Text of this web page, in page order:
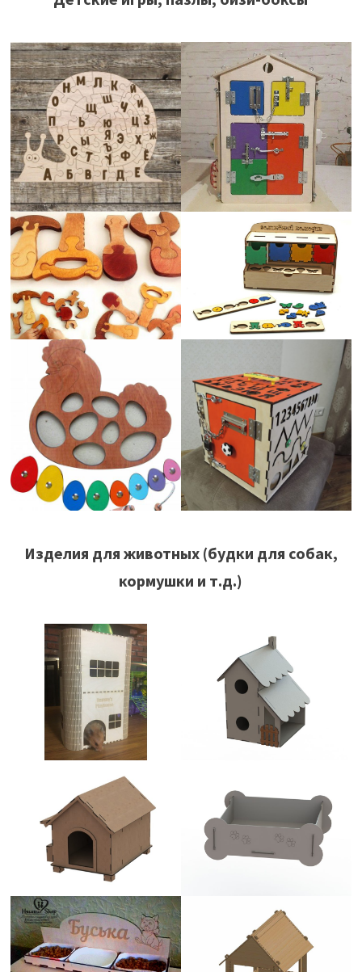
Изделия для животных (будки для собак,
кормушки и т.д.)